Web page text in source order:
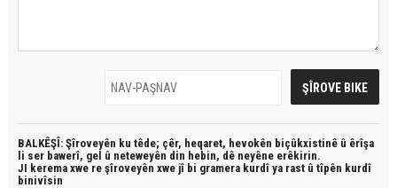
BALKÊŞÎ: Şîroveyên ku têde; çêr, heqaret, hevokên biçûkxistinê û êrîşa
li ser bawerî, gel û neteweyên din hebin, dê neyêne erêkirin.
JI kerema xwe re şîroveyên xwe jî bi gramera kurdî ya rast û tîpên kurdî
binivîsin